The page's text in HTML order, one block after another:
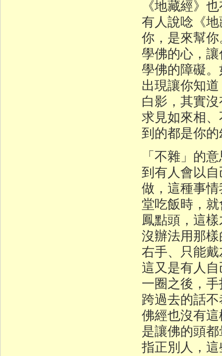
《地藏經》
有人說唸《
你，是來幫
學佛的心，
學佛的障礙
出現讓你知
白影，其實
求見如來相
到的都是你
「不雜」的
到有人會以
做，這種事
堂吃飯時，
鳳點頭，這
沒辦法用那
右手、只能
這又是有人
一圈之後，
跨過去的話
佛經也沒有
是讓佛的頭
指正別人，